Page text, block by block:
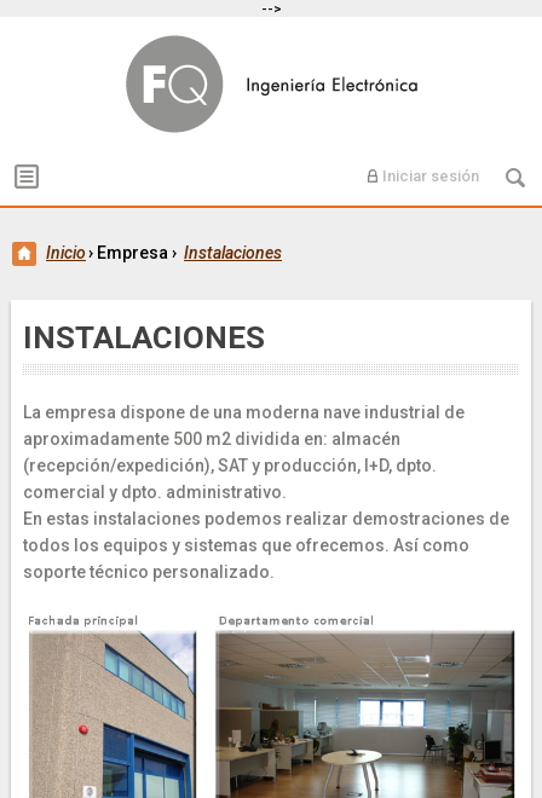
-->
Iniciar sesión
Inicio› Empresa › Instalaciones
INSTALACIONES
La empresa dispone de una moderna nave industrial de
aproximadamente 500 m2 dividida en: almacén
(recepción/expedición), SAT y producción, I+D, dpto.
comercial y dpto. administrativo.
En estas instalaciones podemos realizar demostraciones de
todos los equipos y sistemas que ofrecemos. Así como
soporte técnico personalizado.